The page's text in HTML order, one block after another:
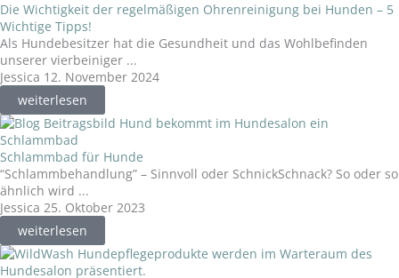
Die Wichtigkeit der regelmäßigen Ohrenreinigung bei Hunden – 5
Wichtige Tipps!
Als Hundebesitzer hat die Gesundheit und das Wohlbefinden
unserer vierbeiniger ...
Jessica 12. November 2024
weiterlesen
Schlammbad für Hunde
“Schlammbehandlung” – Sinnvoll oder SchnickSchnack? So oder so
ähnlich wird ...
Jessica 25. Oktober 2023
weiterlesen